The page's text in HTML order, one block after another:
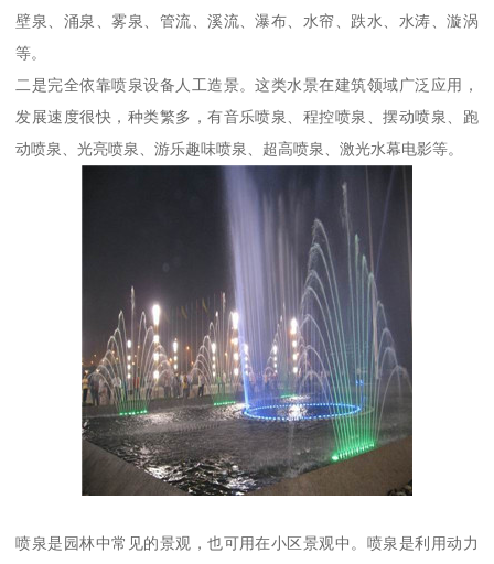
壁泉、涌泉、雾泉、管流、溪流、瀑布、水帘、跌水、水涛、漩涡
等。
二是完全依靠喷泉设备人工造景。这类水景在建筑领域广泛应用，
发展速度很快，种类繁多，有音乐喷泉、程控喷泉、摆动喷泉、跑
动喷泉、光亮喷泉、游乐趣味喷泉、超高喷泉、激光水幕电影等。
喷泉是园林中常见的景观，也可用在小区景观中。喷泉是利用动力